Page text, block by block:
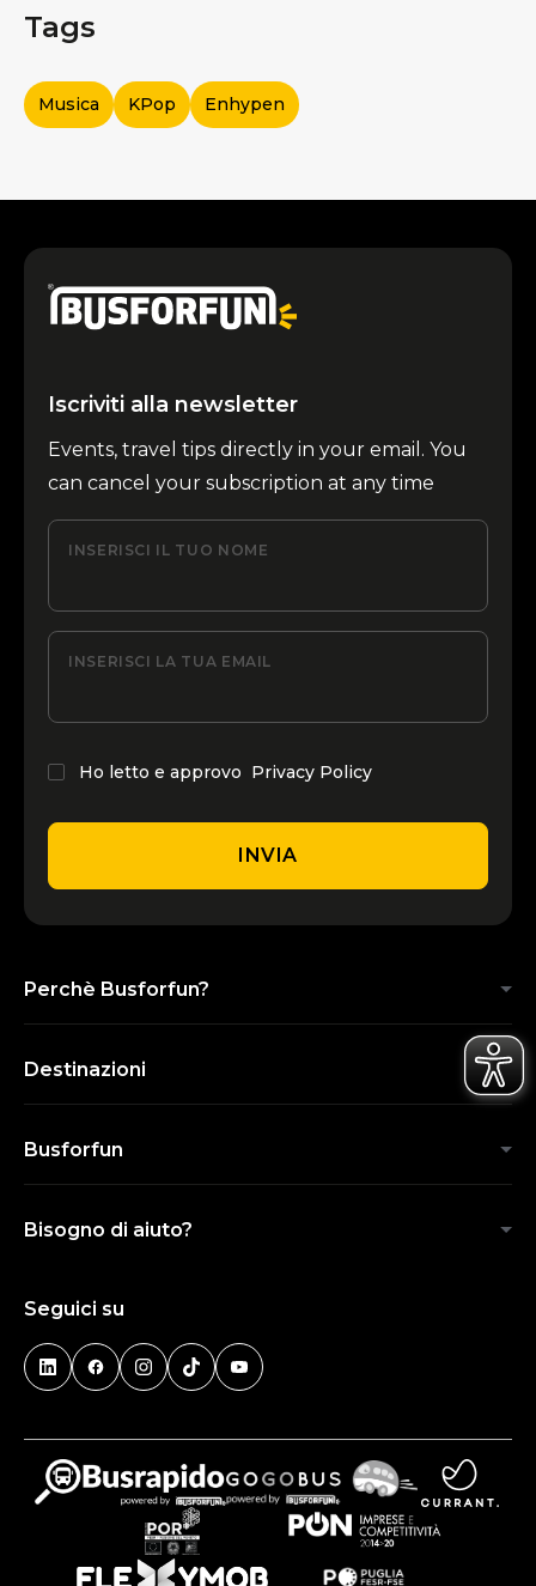
Tags
Musica KPop Enhypen
Iscriviti alla newsletter
Events, travel tips directly in your email. You
can cancel your subscription at any time
INSERISCI IL TUO NOME
INSERISCI LA TUA EMAIL
Ho letto e approvo Privacy Policy
INVIA
Perchè Busforfun?
Destinazioni
Busforfun
Bisogno di aiuto?
Seguici su